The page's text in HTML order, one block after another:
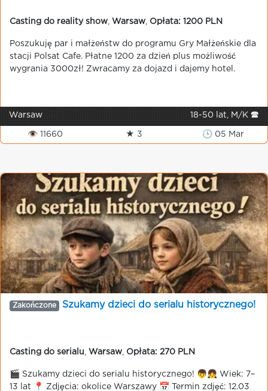
Casting do reality show Warsaw Opłata: 1200 PLN
Poszukuję par i małżeństw do programu Gry Małżeńskie dla
stacji Polsat Cafe. Płatne 1200 za dzień plus możliwość
wygrania 3000zł! Zwracamy za dojazd i dajemy hotel.
Warsaw 18-50 lat, M/K 🕿
👁 11660 ★ 3 🕒 05 Mar
Zakończone Szukamy dzieci do serialu historycznego!
Casting do serialu Warsaw Opłata: 270 PLN
🎬 Szukamy dzieci do serialu historycznego! 👦👧 Wiek: 7–
13 lat 📍 Zdjęcia: okolice Warszawy 📅 Termin zdjęć: 12.03